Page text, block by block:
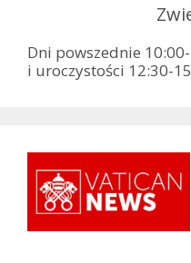
Dni powszednie
i uroczystości 12:30-